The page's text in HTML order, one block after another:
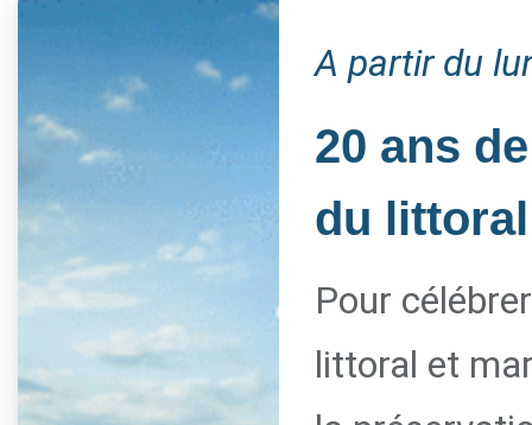
A partir du
20 ans
du littoral
Pour
littoral et